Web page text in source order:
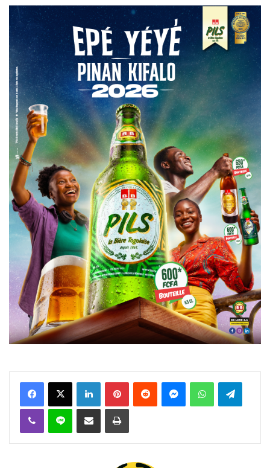
FacebookX Linkedin PinterestReddit MessengerWhatsAppTelegram
Viber Ligne Partager par email Imprimer